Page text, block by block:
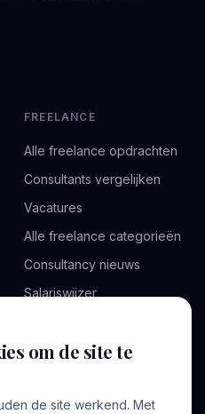
FREELANCE
Alle freelance opdrachten
Consultants vergelijken
Vacatures
Alle freelance categorieën
Consultancy nieuws
Salariswijzer
Profiel aanmaken
om de site te
de site werkend. Met